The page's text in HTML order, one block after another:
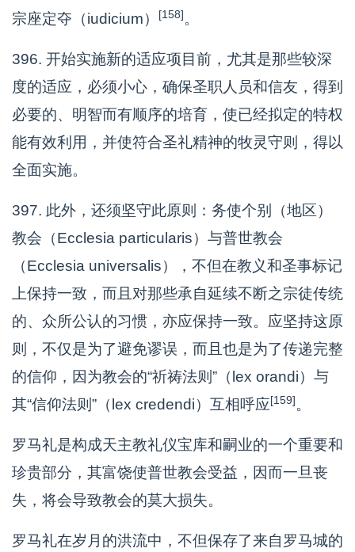
宗座定夺（iudicium）
[158]。
396. 开始实施新的适应项目前，尤其是那些较深
度的适应，必须小心，确保圣职人员和信友，得到
必要的、明智而有顺序的培育，使已经拟定的特权
能有效利用，并使符合圣礼精神的牧灵守则，得以
全面实施。
397. 此外，还须坚守此原则：务使个别（地区）
教会（Ecclesia particularis）与普世教会
（Ecclesia universalis），不但在教义和圣事标记
上保持一致，而且对那些承自延续不断之宗徒传统
的、众所公认的习惯，亦应保持一致。应坚持这原
则，不仅是为了避免谬误，而且也是为了传递完整
的信仰，因为教会的“祈祷法则”（lex orandi）与
其“信仰法则”（lex credendi）互相呼应[159]。
罗马礼是构成天主教礼仪宝库和嗣业的一个重要和
珍贵部分，其富饶使普世教会受益，因而一旦丧
失，将会导致教会的莫大损失。
罗马礼在岁月的洪流中，不但保存了来自罗马城的